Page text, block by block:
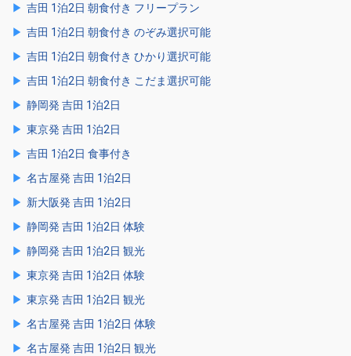
吉田 1泊2日 朝食付き フリープラン
吉田 1泊2日 朝食付き のぞみ選択可能
吉田 1泊2日 朝食付き ひかり選択可能
吉田 1泊2日 朝食付き こだま選択可能
静岡発 吉田 1泊2日
東京発 吉田 1泊2日
吉田 1泊2日 食事付き
名古屋発 吉田 1泊2日
新大阪発 吉田 1泊2日
静岡発 吉田 1泊2日 体験
静岡発 吉田 1泊2日 観光
東京発 吉田 1泊2日 体験
東京発 吉田 1泊2日 観光
名古屋発 吉田 1泊2日 体験
名古屋発 吉田 1泊2日 観光